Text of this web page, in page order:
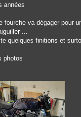
années
fourche va dégager pour
...
quelques finitions et
photos